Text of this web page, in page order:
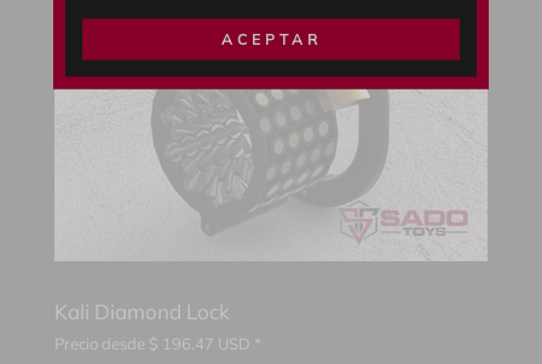
Kali Diamond Lock
Precio desde $ 196.47 USD *
ACEPTAR